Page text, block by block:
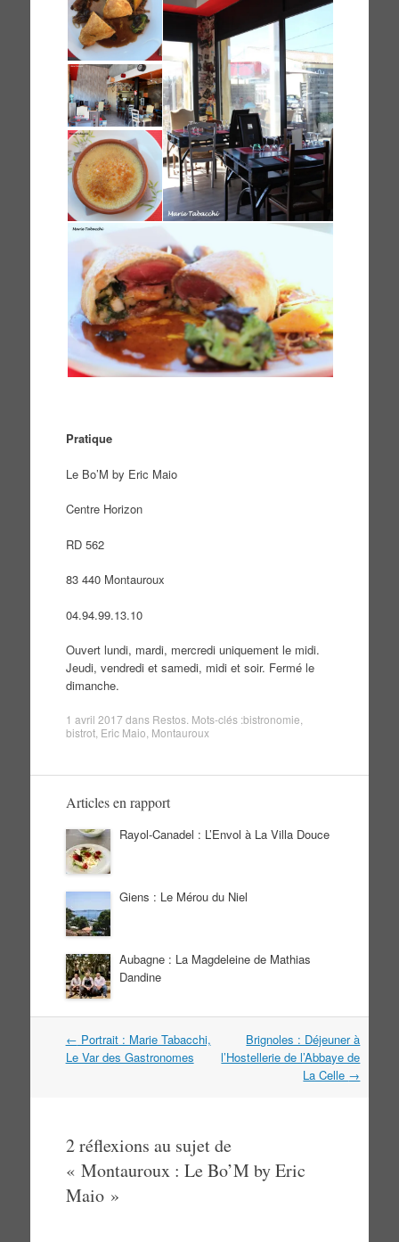
Pratique
Le Bo’M by Eric Maio
Centre Horizon
RD 562
83 440 Montauroux
04.94.99.13.10
Ouvert lundi, mardi, mercredi uniquement le midi.
Jeudi, vendredi et samedi, midi et soir. Fermé le
dimanche.
1 avril 2017 dans Restos. Mots-clés :bistronomie
bistrot, Eric Maio Montauroux
Articles en rapport
Rayol-Canadel : L’Envol à La Villa Douce
Giens : Le Mérou du Niel
Aubagne : La Magdeleine de Mathias
Dandine
Navigation
dans
← Portrait : Marie Tabacchi,
Le Var des Gastronomes
Brignoles : Déjeuner à
l’Hostellerie de l’Abbaye de
La Celle →
2 réflexions au sujet de
« Montauroux : Le Bo’M by Eric
Maio»